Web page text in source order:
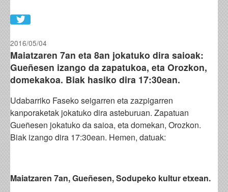
2016/05/04
Maiatzaren 7an eta 8an jokatuko dira saioak:
Gueñesen izango da zapatukoa, eta Orozkon,
domekakoa. Biak hasiko dira 17:30ean.
Udabarriko Faseko seigarren eta zazpigarren
kanporaketak jokatuko dira asteburuan. Zapatuan
Gueñesen jokatuko da saioa, eta domekan, Orozkon.
Biak izango dira 17:30ean. Hemen, datuak:
Maiatzaren 7an, Gueñesen, Sodupeko kultur etxean.